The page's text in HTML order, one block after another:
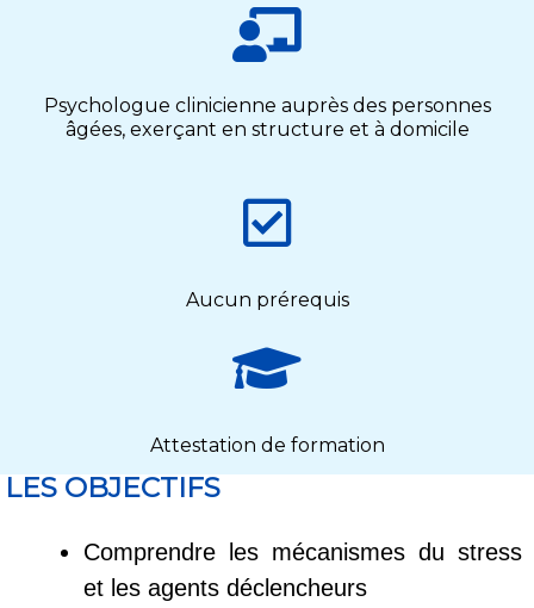
Psychologue clinicienne auprès des personnes
âgées, exerçant en structure et à domicile
Aucun prérequis
Attestation de formation
LES OBJECTIFS
Comprendre les mécanismes du stress
et les agents déclencheurs